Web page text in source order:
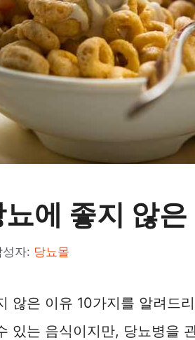
에 좋지 않
성자: 당뇨몰
않은 이유 10가지를 알려드
있는 음식이지만, 당뇨병을